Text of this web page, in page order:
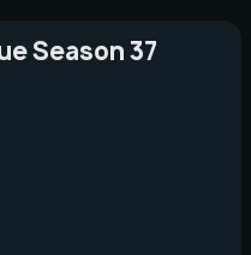
Season 37